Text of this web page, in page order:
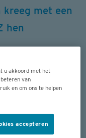
met een
hen
u akkoord met het
van
en om ons te helpen
accepteren